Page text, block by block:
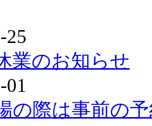
25
業のお知らせ
01
の際は事前の